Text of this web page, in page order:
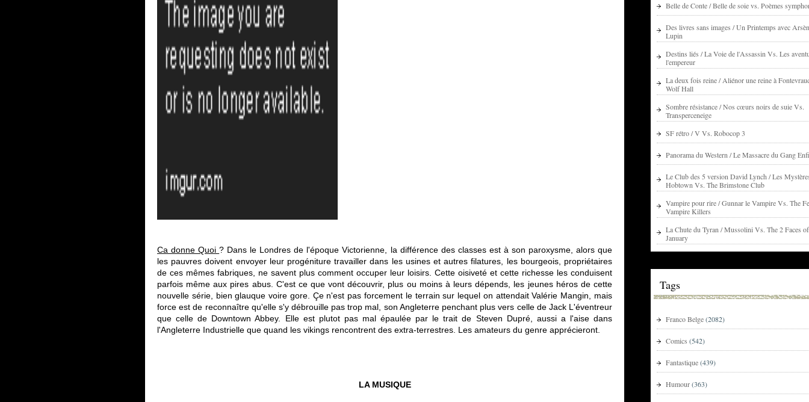
Ca donne Quoi? Dans le Londres de l'époque Victorienne, la différence des classes est à son paroxysme, alors que
les pauvres doivent envoyer leur progéniture travailler dans les usines et autres filatures, les bourgeois, propriétaires
de ces mêmes fabriques, ne savent plus comment occuper leur loisirs. Cette oisiveté et cette richesse les conduisent
parfois même aux pires abus. C'est ce que vont découvrir, plus ou moins à leurs dépends, les jeunes héros de cette
nouvelle série, bien glauque voire gore. Çe n'est pas forcement le terrain sur lequel on attendait Valérie Mangin, mais
force est de reconnaître qu'elle s'y débrouille pas trop mal, son Angleterre penchant plus vers celle de Jack L'éventreur
que celle de Downtown Abbey. Elle est plutot pas mal épaulée par le trait de Steven Dupré, aussi a l'aise dans
l'Angleterre Industrielle que quand les vikings rencontrent des extra-terrestres. Les amateurs du genre apprécieront.
LA MUSIQUE
Belle de Conte / Belle de soie vs. Poèmes
Des livres sans images / Un Printemps avec
Lupin
Destins liés / La Voie de l'Assassin Vs. Les
l'empereur
La deux fois reine / Aliénor une reine à
Wolf Hall
Sombre résistance / Nos cœurs noirs de suie Vs.
Transperceneige
SF rétro / V Vs. Robocop 3
Panorama du Western / Le Massacre du Gang
Le Club des 5 version David Lynch / Les
Hobtown Vs. The Brimstone Club
Vampire pour rire / Gunnar le Vampire Vs. The
Vampire Killers
La Chute du Tyran / Mussolini Vs. The 2 Faces of
January
Tags
Franco Belge(2082)
Comics (542)
Fantastique(439)
Humour(363)